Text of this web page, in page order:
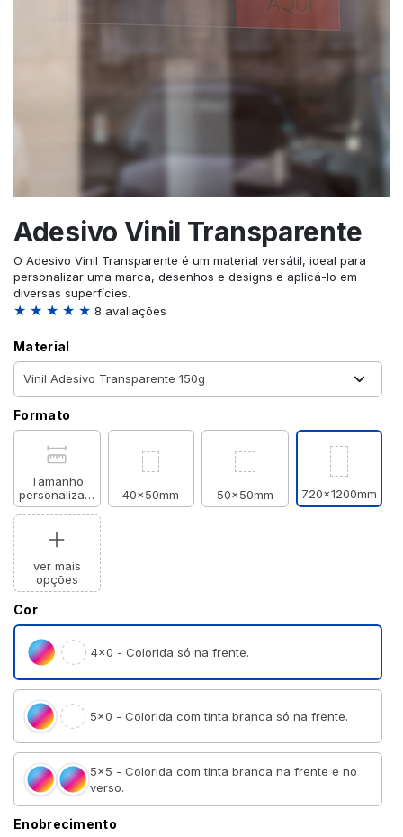
Adesivo Vinil Transparente
O Adesivo Vinil Transparente é um material versátil, ideal para
personalizar uma marca, desenhos e designs e aplicá-lo em
diversas superfícies.
★ ★ ★ ★ ★ 8 avaliações
Material
Formato
Tamanho
personalizado
40x50mm 50x50mm 720x1200mm
ver mais
opções
Cor
4×0 - Colorida só na frente.
5×0 - Colorida com tinta branca só na frente.
5×5 - Colorida com tinta branca na frente e no
verso.
Enobrecimento